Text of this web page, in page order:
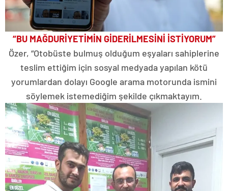
“BU MAĞDURİYETİMİN GİDERİLMESİNİ İSTİYORUM”
Özer, “Otobüste bulmuş olduğum eşyaları sahiplerine
teslim ettiğim için sosyal medyada yapılan kötü
yorumlardan dolayı Google arama motorunda ismini
söylemek istemediğim şekilde çıkmaktayım.